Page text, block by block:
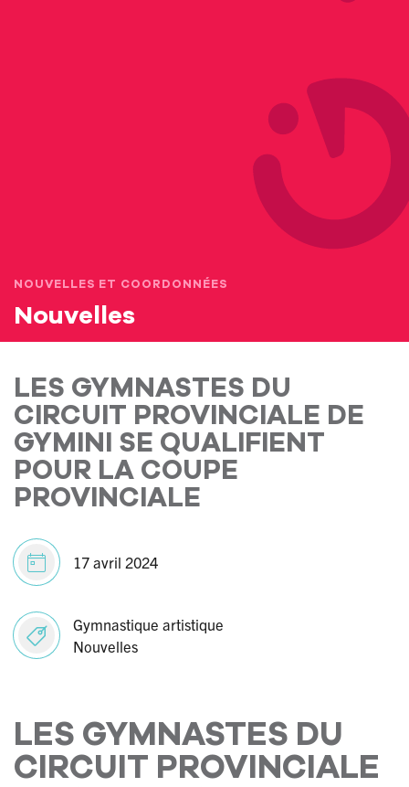
NOUVELLES ET COORDONNÉES
Nouvelles
LES GYMNASTES DU
CIRCUIT PROVINCIALE DE
GYMINI SE QUALIFIENT
POUR LA COUPE
PROVINCIALE
17 avril 2024
Gymnastique artistique
Nouvelles
LES GYMNASTES DU
CIRCUIT PROVINCIALE